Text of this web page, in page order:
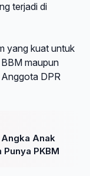
terjadi di
yang kuat untuk
maupun
DPR
Anak
PKBM